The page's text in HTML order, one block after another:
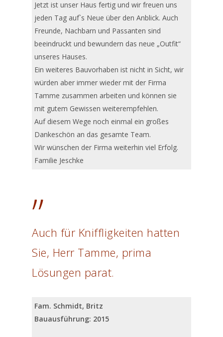
Jetzt ist unser Haus fertig und wir freuen uns
jeden Tag auf`s Neue über den Anblick. Auch
Freunde, Nachbarn und Passanten sind
beeindruckt und bewundern das neue „Outfit“
unseres Hauses.
Ein weiteres Bauvorhaben ist nicht in Sicht, wir
würden aber immer wieder mit der Firma
Tamme zusammen arbeiten und können sie
mit gutem Gewissen weiterempfehlen.
Auf diesem Wege noch einmal ein großes
Dankeschön an das gesamte Team.
Wir wünschen der Firma weiterhin viel Erfolg.
Familie Jeschke
”
Auch für Kniffligkeiten hatten
Sie, Herr Tamme, prima
Lösungen parat.
Fam. Schmidt, Britz
Bauausführung: 2015